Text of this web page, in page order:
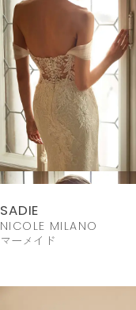
SADIE
NICOLE MILANO
マーメイド